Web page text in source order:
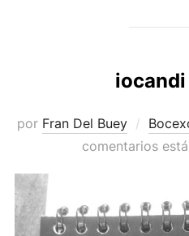
por Fran Del Buey
comentarios